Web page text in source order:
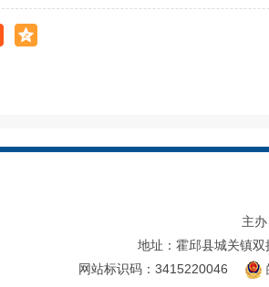
主
地址：霍邱县城关镇双
网站标识码：3415220046